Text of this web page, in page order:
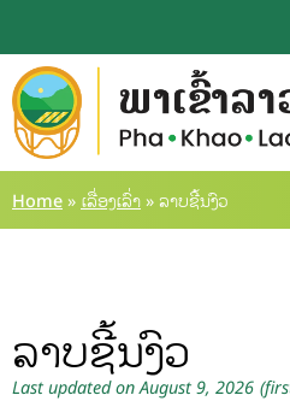
Home » ເລື່ອງເລົ່າ » ລາບຊີ້ນງົວ
ລາບຊີ້ນງົວ
Last updated on August 9, 2026